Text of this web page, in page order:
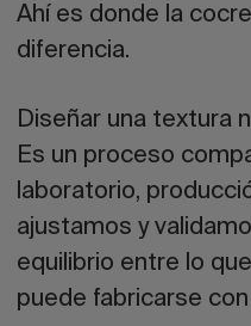
Ahí es donde la
diferencia.
Diseñar una textura
Es un proceso
laboratorio,
ajustamos y
equilibrio entre lo
puede fabricarse